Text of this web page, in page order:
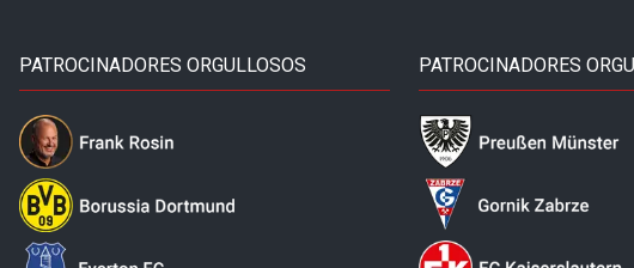
PATROCINADORES ORGULLOSOS PATROCINADORES